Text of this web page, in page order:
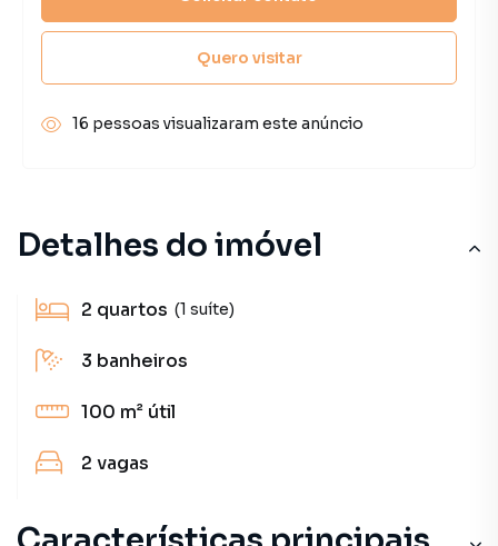
Detalhes do imóvel
2 quartos (1 suíte)
3 banheiros
100 m² útil
2 vagas
Quero visitar
16 pessoas visualizaram este anúncio